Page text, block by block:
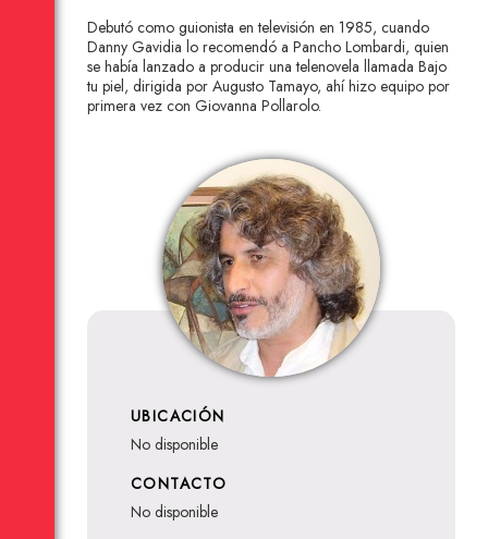
Debutó como guionista en televisión en 1985, cuando
Danny Gavidia lo recomendó a Pancho Lombardi, quien
se había lanzado a producir una telenovela llamada Bajo
tu piel, dirigida por Augusto Tamayo, ahí hizo equipo por
primera vez con Giovanna Pollarolo.
UBICACIÓN
no disponible
CONTACTO
no disponible